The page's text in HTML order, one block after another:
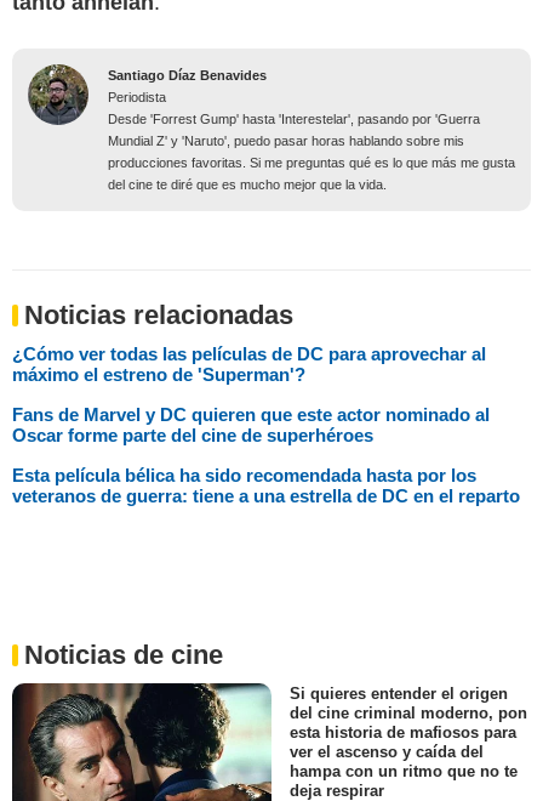
Santiago Díaz Benavides
Periodista
Desde 'Forrest Gump' hasta 'Interestelar', pasando por 'Guerra
Mundial Z' y 'Naruto', puedo pasar horas hablando sobre mis
producciones favoritas. Si me preguntas qué es lo que más me gusta
del cine te diré que es mucho mejor que la vida.
Noticias relacionadas
¿Cómo ver todas las películas de DC para aprovechar al
máximo el estreno de 'Superman'?
Fans de Marvel y DC quieren que este actor nominado al
Oscar forme parte del cine de superhéroes
Esta película bélica ha sido recomendada hasta por los
veteranos de guerra: tiene a una estrella de DC en el reparto
Noticias de cine
Si quieres entender el origen
del cine criminal moderno, pon
esta historia de mafiosos para
ver el ascenso y caída del
hampa con un ritmo que no te
deja respirar